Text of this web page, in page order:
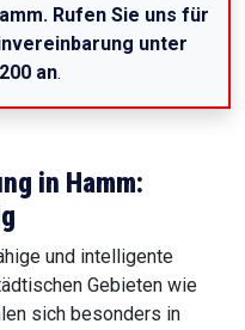
Rufen Sie uns für
unter
an.
in Hamm:
und intelligente
Gebieten wie
sich besonders in